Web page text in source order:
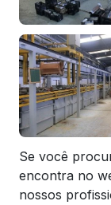
Se você
encontra no
nossos